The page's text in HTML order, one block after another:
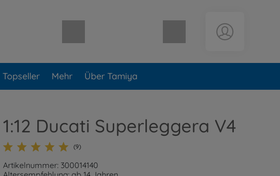
Warenkorb leer
Topseller Mehr Über Tamiya
1:12 Ducati Superleggera V4
(9)
Artikelnummer: 300014140